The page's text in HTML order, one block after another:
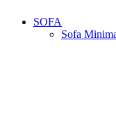
SOFA
Sofa